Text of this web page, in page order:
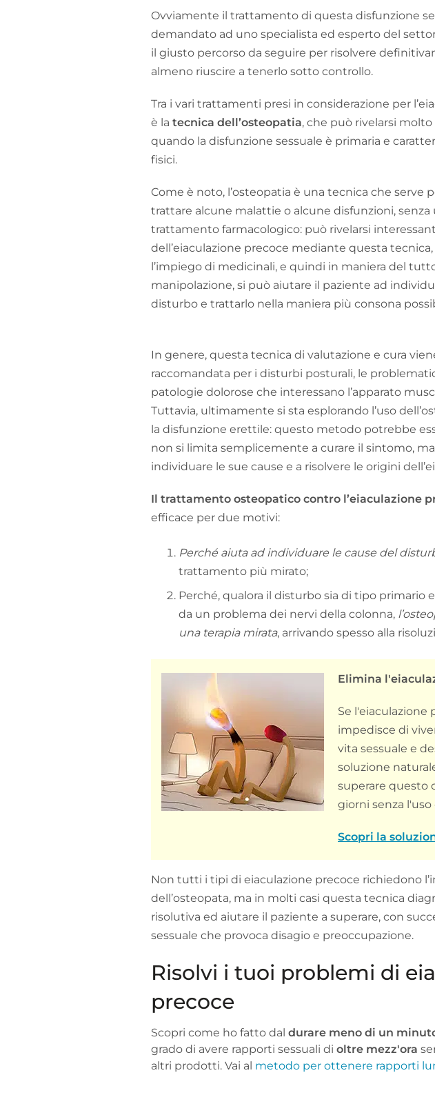
Ovviamente il trattamento di questa disfunzione
demandato ad uno specialista ed esperto del
il giusto percorso da seguire per risolvere
almeno riuscire a tenerlo sotto controllo.
Tra i vari trattamenti presi in considerazione per
è la tecnica dell’osteopatia, che può rivelarsi
quando la disfunzione sessuale è primaria e
fisici.
Come è noto, l’osteopatia è una tecnica che serve
trattare alcune malattie o alcune disfunzioni, senza
trattamento farmacologico: può rivelarsi
dell’eiaculazione precoce mediante questa
l’impiego di medicinali, e quindi in maniera del
manipolazione, si può aiutare il paziente ad
disturbo e trattarlo nella maniera più consona
In genere, questa tecnica di valutazione e cura
raccomandata per i disturbi posturali, le
patologie dolorose che interessano l’apparato
Tuttavia, ultimamente si sta esplorando l’uso
la disfunzione erettile: questo metodo potrebbe
non si limita semplicemente a curare il sintomo,
individuare le sue cause e a risolvere le origini
Il trattamento osteopatico contro l’eiaculazione
efficace per due motivi:
Perché aiuta ad individuare le cause del
trattamento più mirato;
Perché, qualora il disturbo sia di tipo primario
da un problema dei nervi della colonna,
una terapia mirata, arrivando spesso alla
Elimina
Se l'eiaculazione
impedisce di
vita sessuale e
soluzione
superare questo
giorni senza l'uso
Scopri la
Non tutti i tipi di eiaculazione precoce richiedono
dell’osteopata, ma in molti casi questa tecnica
risolutiva ed aiutare il paziente a superare, con
sessuale che provoca disagio e preoccupazione.
Risolvi i tuoi problemi di
precoce
Scopri come ho fatto dal durare meno di un
grado di avere rapporti sessuali di oltre mezz'ora
altri prodotti. Vai al metodo per ottenere rapporti